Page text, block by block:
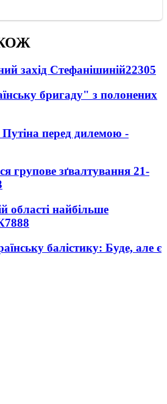
захід Стефанішиній22305
бригаду" з полонених
перед дилемою -
групове зґвалтування 21-
області найбільше
7888
балістику: Буде, але є